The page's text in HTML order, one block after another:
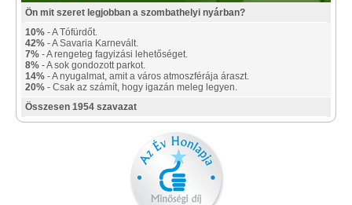
Ön mit szeret legjobban a szombathelyi nyárban?
10% - A Tófürdőt.
42% - A Savaria Karnevált.
7% - A rengeteg fagyizási lehetőséget.
8% - A sok gondozott parkot.
14% - A nyugalmat, amit a város atmoszférája áraszt.
20% - Csak az számít, hogy igazán meleg legyen.
Összesen 1954 szavazat